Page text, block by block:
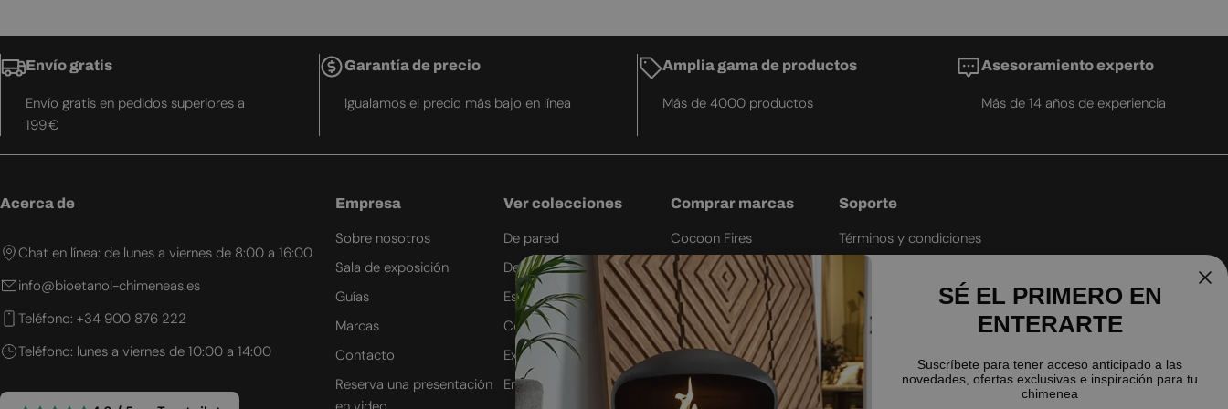
Envío gratis
Envío gratis en pedidos superiores a
199 €
Garantía de precio
Igualamos el precio más bajo en línea
Amplia gama de productos
Más de 4000 productos
Asesoramiento experto
Más de 14 años de experiencia
Acerca de
Chat en línea: de lunes a viernes de 8:00 a 16:00
info@bioetanol-chimeneas.es
Teléfono: +34 900 876 222
Teléfono: lunes a viernes de 10:00 a 14:00
Empresa
Sobre nosotros
Sala de exposición
Guías
Marcas
Contacto
Reserva una presentación
Ver colecciones
De pared
De techo
Estufas de bioetanol
Control remoto
Exteriores
Empotradas
Comprar marcas
Cocoon Fires
Planika Fires
Icon Fires
ScandiFlames
Safretti
Nordlys Denmark
Soporte
Términos y condiciones
Mejor precio garantizado
Política de reembolso
Política de privacidad
Política de envíos
RUSSIAN
UKRAINIAN
SÉ EL PRIMERO EN
ENTERARTE
Suscríbete para tener acceso anticipado a las
novedades, ofertas exclusivas e inspiración para tu
chimenea